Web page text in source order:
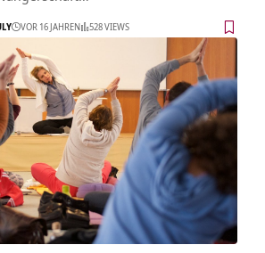
VOR 16 JAHREN 528 VIEWS